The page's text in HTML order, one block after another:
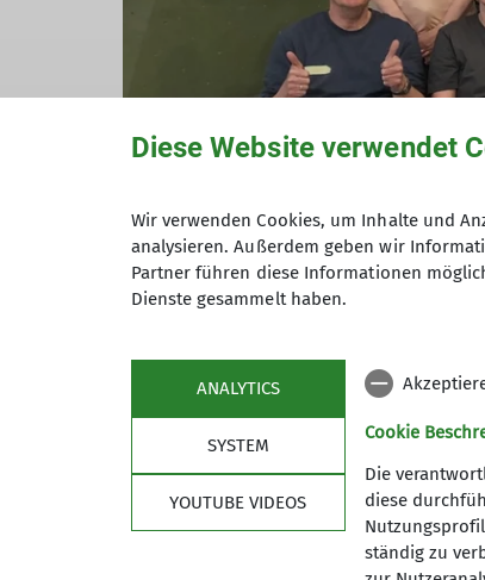
Diese Website verwendet
Wir verwenden Cookies, um Inhalte und
analysieren. Außerdem geben wir
Partner führen diese Informationen
Dienste gesammelt haben.
ANALYTICS
SYSTEM
YOUTUBE VIDEOS
Cookie
Die
diese
ständig zu